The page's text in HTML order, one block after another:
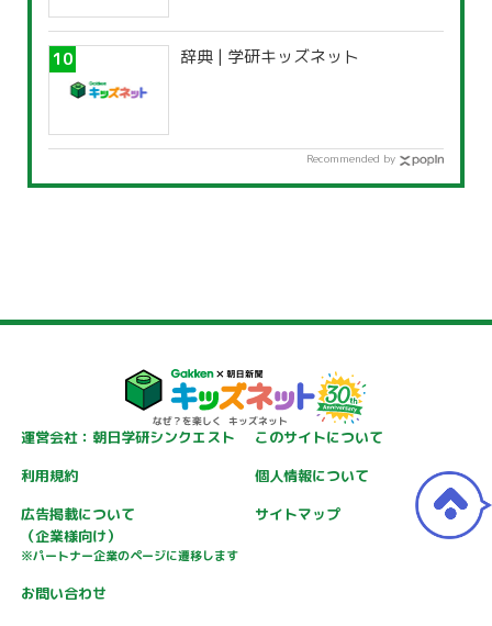
辞典 | 学研キッズネット
Recommended by
運営会社：朝日学研シンクエスト
このサイトについて
利用規約
個人情報について
広告掲載について
（企業様向け）
※パートナー企業のページに遷移します
サイトマップ
お問い合わせ